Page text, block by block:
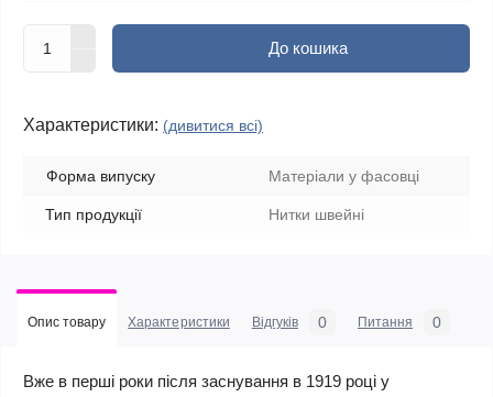
До кошика
Характеристики: (дивитися всі)
Форма випуску Матеріали у фасовці
Тип продукції Нитки швейні
Опис товару Характеристики Відгуків 0 Питання 0
Вже в перші роки після заснування в 1919 році у